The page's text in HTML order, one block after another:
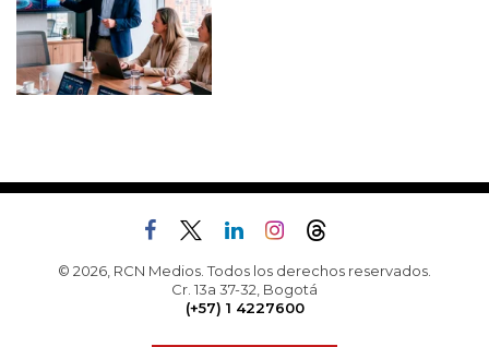
© 2026, RCN Medios. Todos los derechos reservados.
Cr. 13a 37-32, Bogotá
(+57) 1 4227600